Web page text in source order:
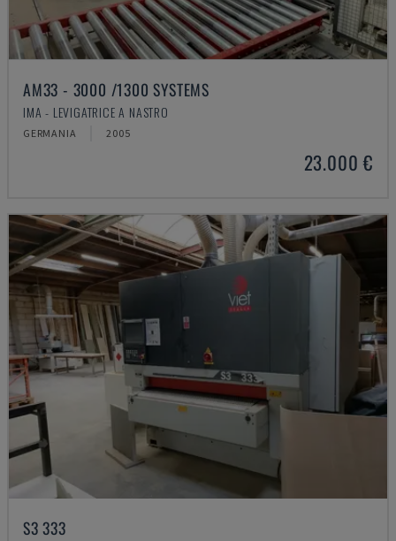
AM33 - 3000 /1300 SYSTEMS
IMA - LEVIGATRICE A NASTRO
GERMANIA 2005
23.000 €
S3 333